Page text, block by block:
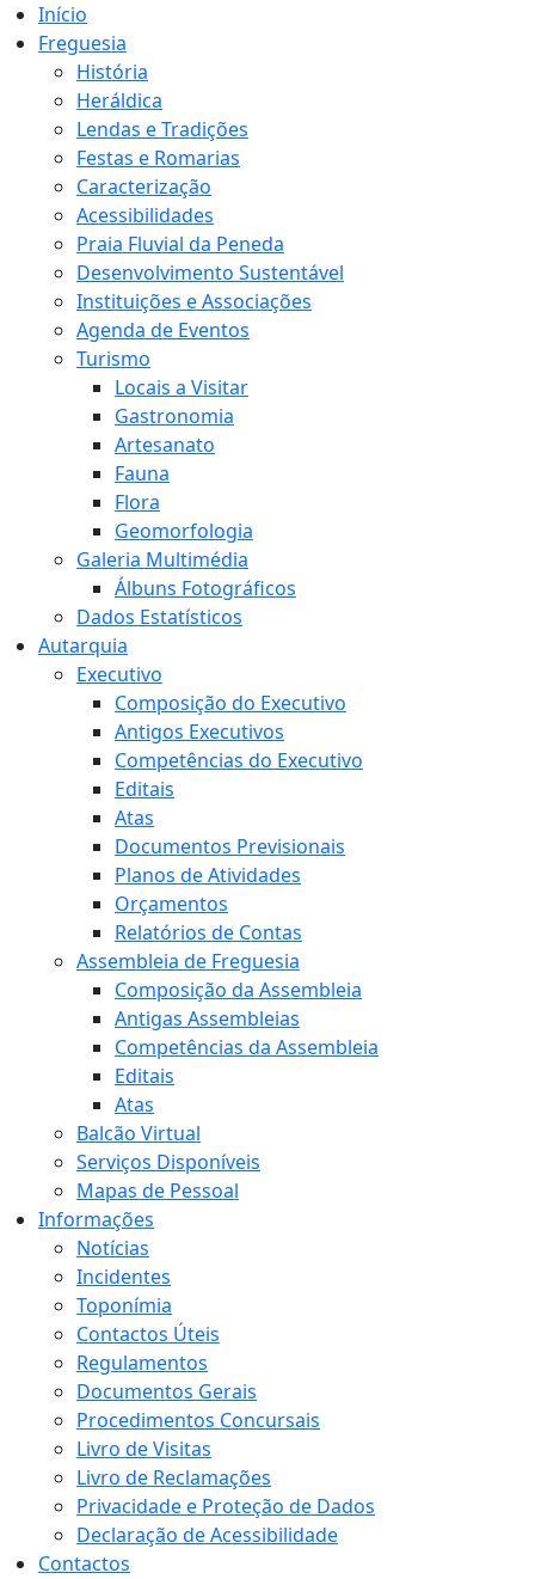
Início
Freguesia
História
Heráldica
Lendas e Tradições
Festas e Romarias
Caracterização
Acessibilidades
Praia Fluvial da Peneda
Desenvolvimento Sustentável
Instituições e Associações
Agenda de Eventos
Turismo
Locais a Visitar
Gastronomia
Artesanato
Fauna
Flora
Geomorfologia
Galeria Multimédia
Álbuns Fotográficos
Dados Estatísticos
Autarquia
Executivo
Composição do Executivo
Antigos Executivos
Competências do Executivo
Editais
Atas
Documentos Previsionais
Planos de Atividades
Orçamentos
Relatórios de Contas
Assembleia de Freguesia
Composição da Assembleia
Antigas Assembleias
Competências da Assembleia
Editais
Atas
Balcão Virtual
Serviços Disponíveis
Mapas de Pessoal
Informações
Notícias
Incidentes
Toponímia
Contactos Úteis
Regulamentos
Documentos Gerais
Procedimentos Concursais
Livro de Visitas
Livro de Reclamações
Privacidade e Proteção de Dados
Declaração de Acessibilidade
Contactos